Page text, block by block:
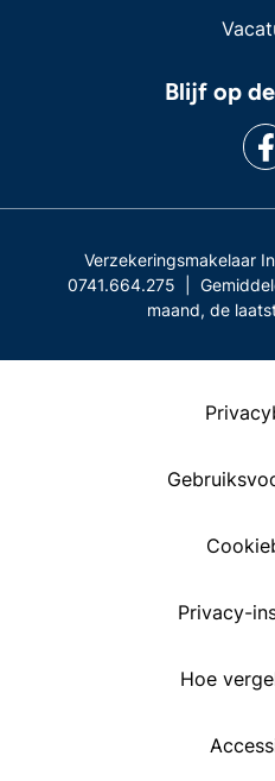
Blijf op
Verzekeringsmakelaar
0741.664.275 |
maand, de
Privacy-
Hoe